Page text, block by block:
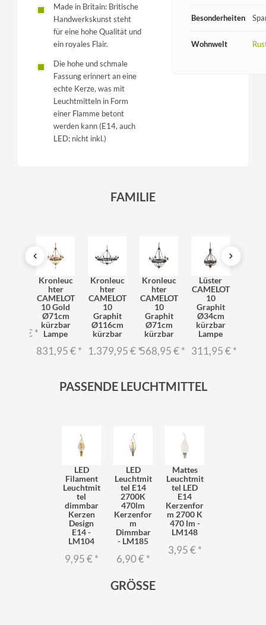
Made in Britain: Britische
Handwerkskunst steht
für eine hohe Qualität und
ein royales Flair.
Die hohe und schmale
Fassung erinnert an eine
echte Kerze, was mit
Leuchtmitteln in Form
einer Flamme betont
werden kann (E14, auch
LED; nicht inkl.)
Besonderheiten
Wohnwelt
FAMILIE
€*
Kronleuc
hter
CAMELOT
10 Gold
Ø71cm
kürzbar
Lampe
831,95 €*
Kronleuc
hter
CAMELOT
10
Graphit
Ø116cm
kürzbar
1.379,95 €*
Kronleuc
hter
CAMELOT
10
Graphit
Ø71cm
kürzbar
568,95 €*
Lüster
CAMELOT
10
Graphit
Ø34cm
kürzbar
Lampe
311,95 €*
PASSENDE LEUCHTMITTEL
LED
Filament
Leuchtmit
tel
dimmbar
Kerzen
Design
E14 -
LM104
9,95 €*
LED
Leuchtmit
tel E14
2700K
470lm
Kerzenfor
m
Dimmbar
- LM185
6,90 €*
Mattes
Leuchtmit
tel LED
E14
Kerzenfor
m 2700 K
470 lm -
LM148
3,95 €*
GRÖSSE